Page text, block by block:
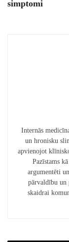
simptomi
Internās
un hronisku
apvienojot
Pazīstams
argumentēti
pārvaldību un
skaidrai